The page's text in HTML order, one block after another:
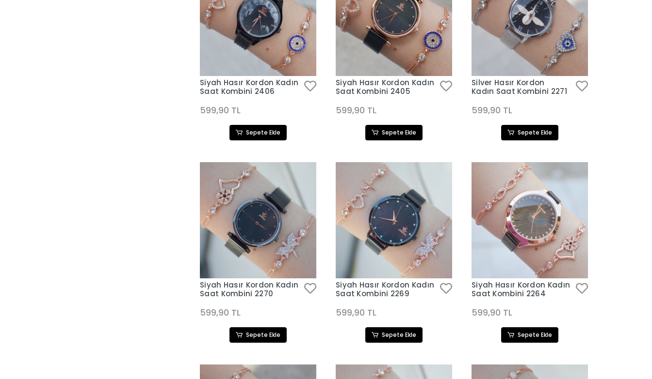
Siyah Hasır Kordon Kadın
Saat Kombini 2406
599,90 TL
Sepete Ekle
Siyah Hasır Kordon Kadın
Saat Kombini 2405
599,90 TL
Sepete Ekle
Silver Hasır Kordon
Kadın Saat Kombini 2271
599,90 TL
Sepete Ekle
Siyah Hasır Kordon Kadın
Saat Kombini 2270
599,90 TL
Sepete Ekle
Siyah Hasır Kordon Kadın
Saat Kombini 2269
599,90 TL
Sepete Ekle
Siyah Hasır Kordon Kadın
Saat Kombini 2264
599,90 TL
Sepete Ekle